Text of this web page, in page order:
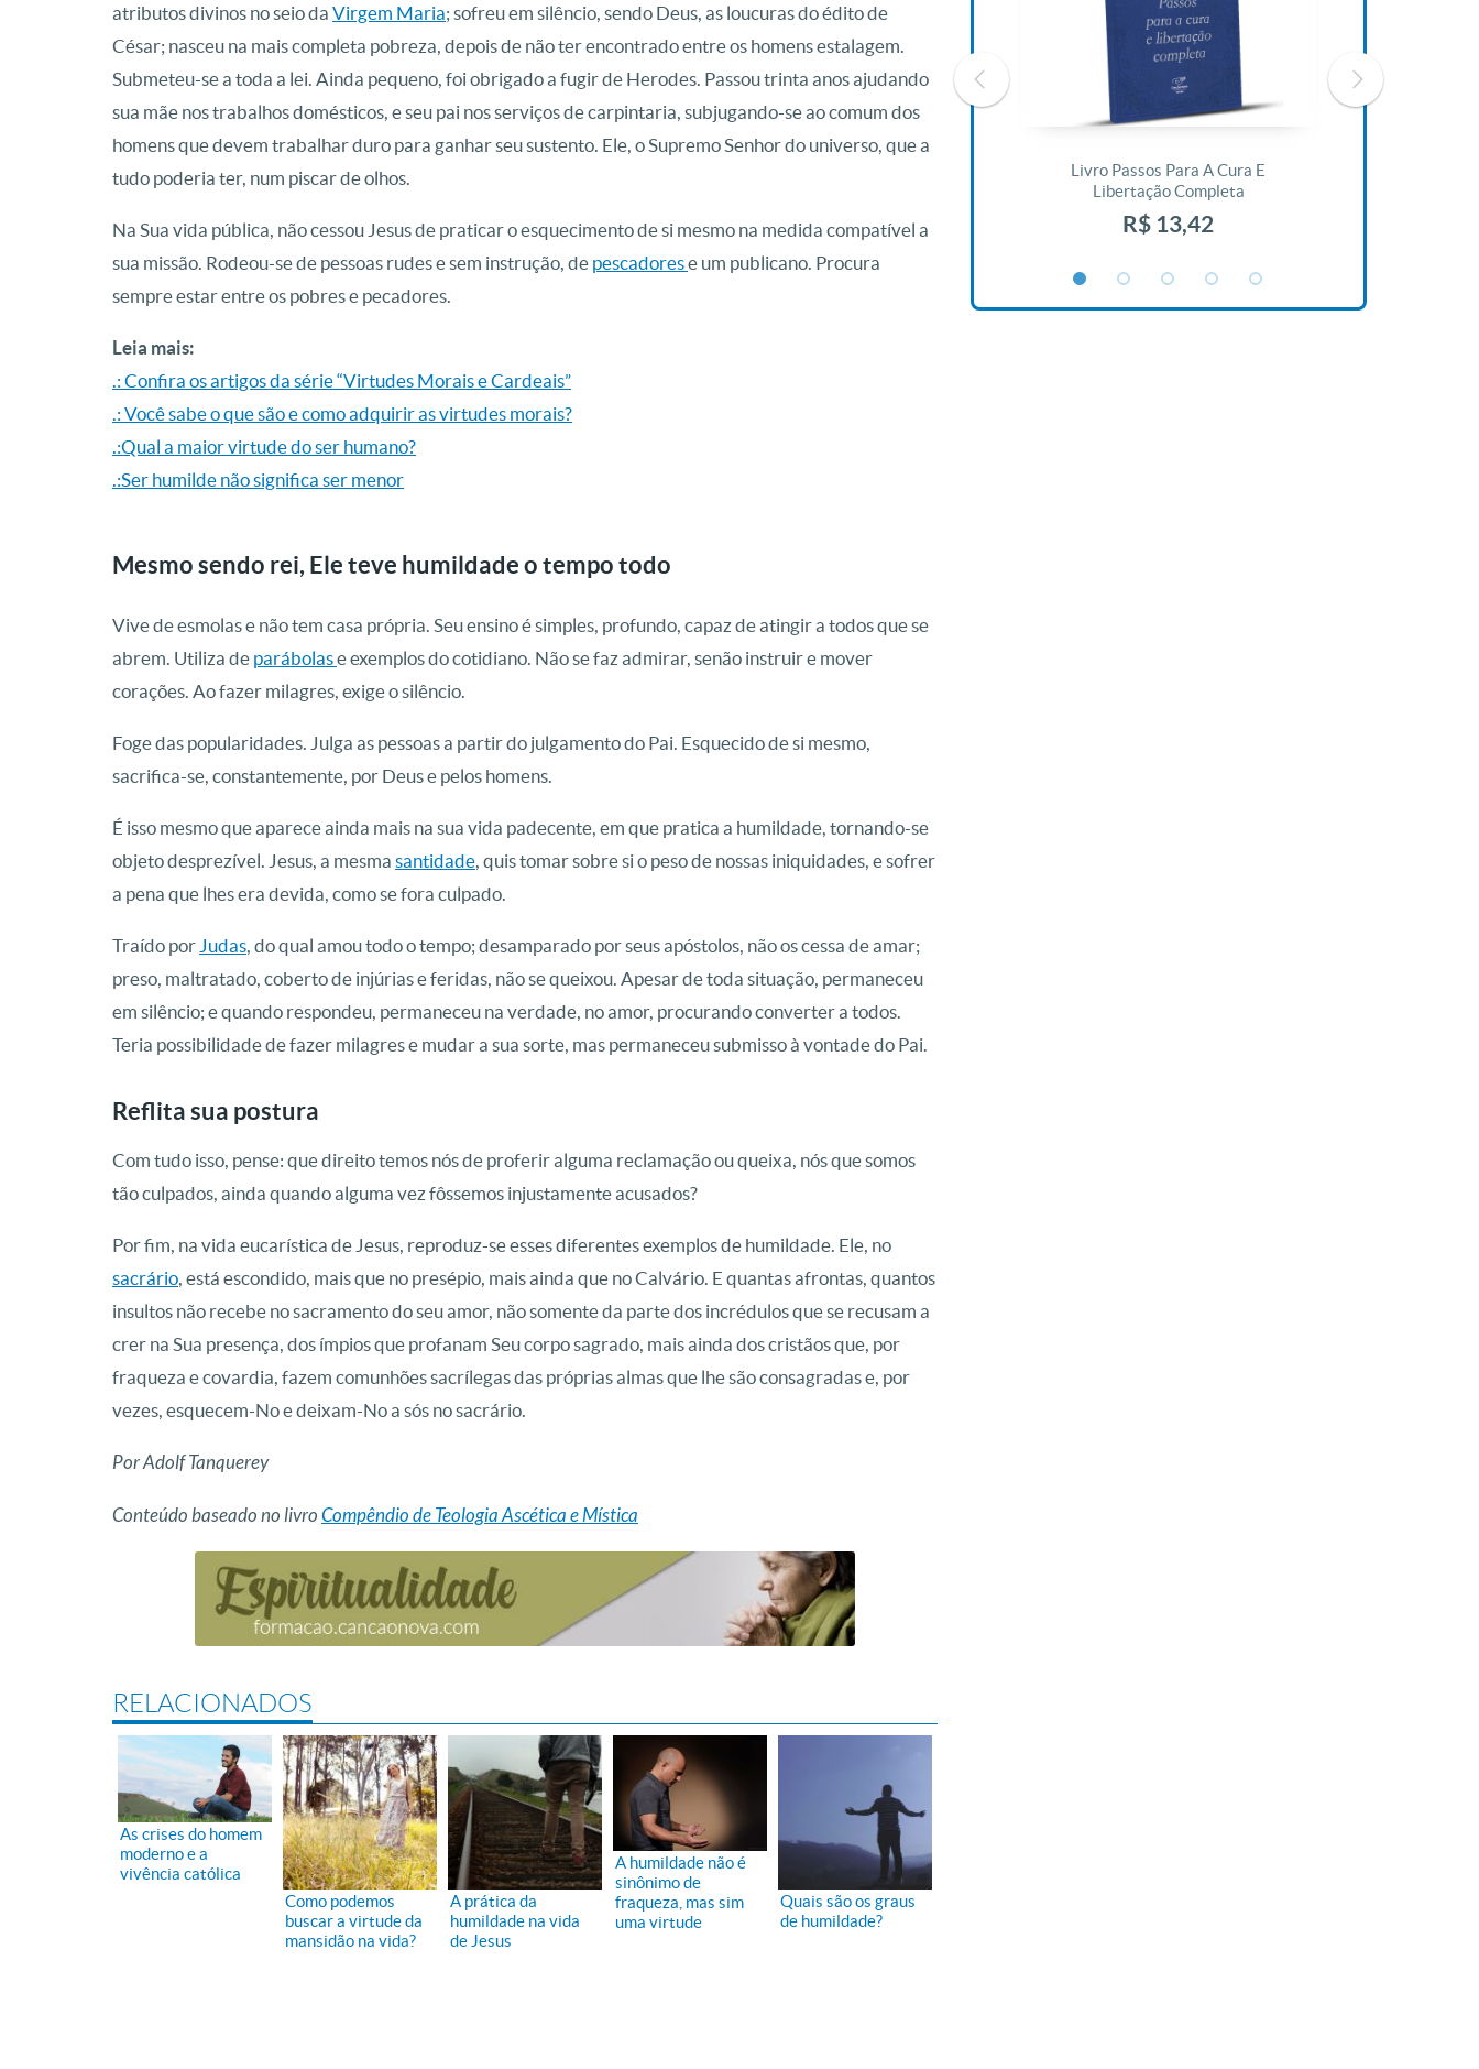
atributos divinos no seio da Virgem Maria; sofreu em silêncio, sendo Deus, as loucuras do édito de
César; nasceu na mais completa pobreza, depois de não ter encontrado entre os homens estalagem.
Submeteu-se a toda a lei. Ainda pequeno, foi obrigado a fugir de Herodes. Passou trinta anos ajudando
sua mãe nos trabalhos domésticos, e seu pai nos serviços de carpintaria, subjugando-se ao comum dos
homens que devem trabalhar duro para ganhar seu sustento. Ele, o Supremo Senhor do universo, que a
tudo poderia ter, num piscar de olhos.
Na Sua vida pública, não cessou Jesus de praticar o esquecimento de si mesmo na medida compatível a
sua missão. Rodeou-se de pessoas rudes e sem instrução, de pescadorese um publicano. Procura
sempre estar entre os pobres e pecadores.
Leia mais:
.: Confira os artigos da série “Virtudes Morais e Cardeais”
.: Você sabe o que são e como adquirir as virtudes morais?
.:Qual a maior virtude do ser humano?
.:Ser humilde não significa ser menor
Mesmo sendo rei, Ele teve humildade o tempo todo
Vive de esmolas e não tem casa própria. Seu ensino é simples, profundo, capaz de atingir a todos que se
abrem. Utiliza de parábolase exemplos do cotidiano. Não se faz admirar, senão instruir e mover
corações. Ao fazer milagres, exige o silêncio.
Foge das popularidades. Julga as pessoas a partir do julgamento do Pai. Esquecido de si mesmo,
sacrifica-se, constantemente, por Deus e pelos homens.
É isso mesmo que aparece ainda mais na sua vida padecente, em que pratica a humildade, tornando-se
objeto desprezível. Jesus, a mesma santidade, quis tomar sobre si o peso de nossas iniquidades, e sofrer
a pena que lhes era devida, como se fora culpado.
Traído por Judas, do qual amou todo o tempo; desamparado por seus apóstolos, não os cessa de amar;
preso, maltratado, coberto de injúrias e feridas, não se queixou. Apesar de toda situação, permaneceu
em silêncio; e quando respondeu, permaneceu na verdade, no amor, procurando converter a todos.
Teria possibilidade de fazer milagres e mudar a sua sorte, mas permaneceu submisso à vontade do Pai.
Reflita sua postura
Com tudo isso, pense: que direito temos nós de proferir alguma reclamação ou queixa, nós que somos
tão culpados, ainda quando alguma vez fôssemos injustamente acusados?
Por fim, na vida eucarística de Jesus, reproduz-se esses diferentes exemplos de humildade. Ele, no
sacrário, está escondido, mais que no presépio, mais ainda que no Calvário. E quantas afrontas, quantos
insultos não recebe no sacramento do seu amor, não somente da parte dos incrédulos que se recusam a
crer na Sua presença, dos ímpios que profanam Seu corpo sagrado, mais ainda dos cristãos que, por
fraqueza e covardia, fazem comunhões sacrílegas das próprias almas que lhe são consagradas e, por
vezes, esquecem-No e deixam-No a sós no sacrário.
Por Adolf Tanquerey
Conteúdo baseado no livroCompêndio de Teologia Ascética e Mística
RELACIONADOS
As crises do homem
moderno e a
vivência católica
Como podemos
buscar a virtude da
mansidão na vida?
A prática da
humildade na vida
de Jesus
A humildade não é
sinônimo de
fraqueza, mas sim
uma virtude
Quais são os graus
de humildade?
R$ 42,41
Livro Passos Para A Cura E
Libertação Completa
R$ 13,42